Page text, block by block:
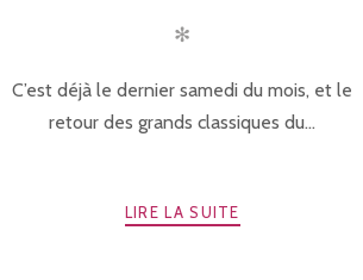
✻
C’est déjà le dernier samedi du mois, et le
retour des grands classiques du...
LIRE LA SUITE